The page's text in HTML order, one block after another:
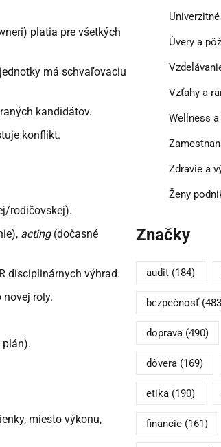
platia pre všetkých
má schvaľovaciu
kandidátov.
konflikt.
rodičovskej).
acting(dočasné
disciplinárnych výhrad.
roly.
plán).
miesto výkonu,
Úvery a
Vzťahy a
Wellness
Zdravie a
Ženy
Značky
audit(184)
bezpečnosť
doprava(490)
dôvera(169)
etika(190)
financie(161)